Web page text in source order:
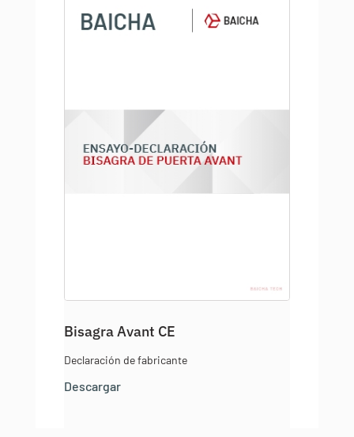
Bisagra Avant CE
Declaración de fabricante
Descargar